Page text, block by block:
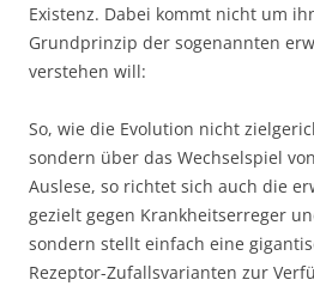
Existenz. Dabei kommt nicht um
Grundprinzip der sogenannten
verstehen will:
So, wie die Evolution nicht
sondern über das Wechselspiel
Auslese, so richtet sich auch die
gezielt gegen Krankheitserreger
sondern stellt einfach eine
Rezeptor-Zufallsvarianten zur